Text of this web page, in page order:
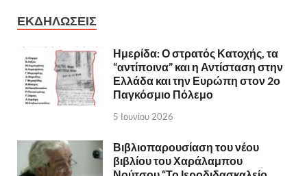
ΕΚΔΗΛΩΣΕΙΣ
Ημερίδα: Ο στρατός Κατοχής, τα
“αντίποινα” και η Αντίσταση στην
Ελλάδα και την Ευρώπη στον 2ο
Παγκόσμιο Πόλεμο
5 Ιουνίου 2026
Βιβλιοπαρουσίαση του νέου
βιβλίου του Χαράλαμπου